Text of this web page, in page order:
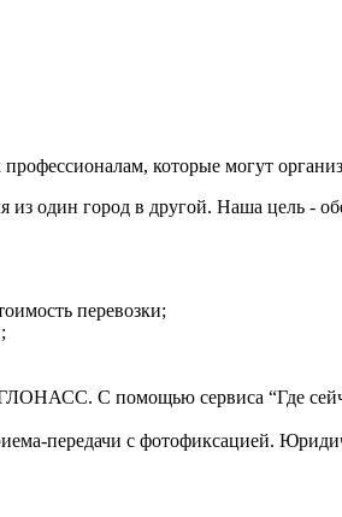
которые могут
один город в другой. Наша цель -
перевозки;
С помощью сервиса “Где
передачи с фотофиксацией.